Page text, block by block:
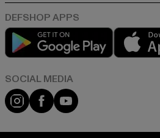
Play
Instagram
FacebookYouTube